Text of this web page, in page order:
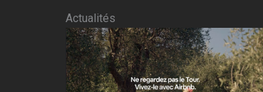
Actualités